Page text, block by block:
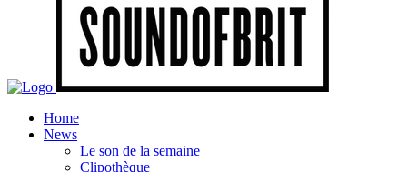
Home
News
Le son de la semaine
Clipothèque